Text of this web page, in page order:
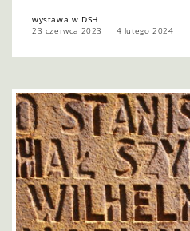
wystawa w DSH
23 czerwca 2023
4 lutego 2024